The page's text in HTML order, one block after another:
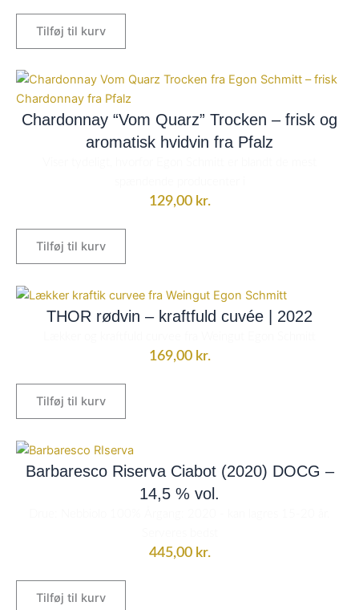
Tilføj til kurv
Chardonnay “Vom Quarz” Trocken – frisk og
aromatisk hvidvin fra Pfalz
129,00 kr.
Tilføj til kurv
THOR rødvin – kraftfuld cuvée | 2022
169,00 kr.
Tilføj til kurv
Barbaresco Riserva Ciabot (2020) DOCG –
14,5 % vol.
445,00 kr.
Tilføj til kurv